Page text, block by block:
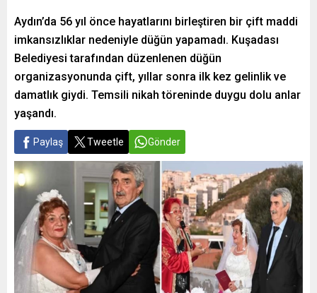
Aydın’da 56 yıl önce hayatlarını birleştiren bir çift maddi
imkansızlıklar nedeniyle düğün yapamadı. Kuşadası
Belediyesi tarafından düzenlenen düğün
organizasyonunda çift, yıllar sonra ilk kez gelinlik ve
damatlık giydi. Temsili nikah töreninde duygu dolu anlar
yaşandı.
Paylaş Tweetle Gönder